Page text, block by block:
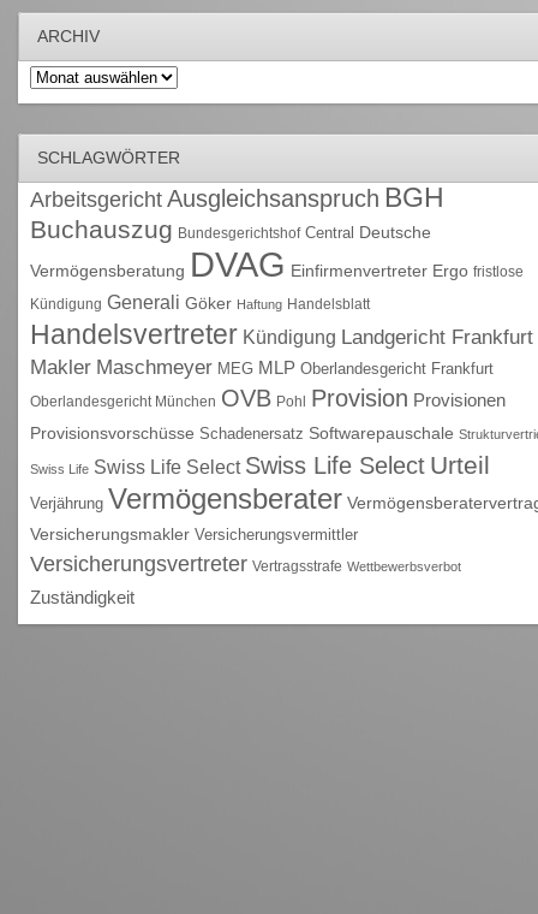
ARCHIV
Archiv
SCHLAGWÖRTER
Arbeitsgericht Ausgleichsanspruch BGH
Buchauszug Bundesgerichtshof Central Deutsche
Vermögensberatung DVAG Einfirmenvertreter Ergo fristlose
Kündigung Generali Göker Haftung Handelsblatt
Handelsvertreter Kündigung Landgericht Frankfurt
Makler Maschmeyer MEG MLP Oberlandesgericht Frankfurt
Oberlandesgericht München OVB Pohl Provision Provisionen
Provisionsvorschüsse Schadenersatz Softwarepauschale
Swiss Life Swiss Life Select Swiss Life Select Urteil
Verjährung Vermögensberater
Versicherungsmakler Versicherungsvermittler
Versicherungsvertreter Vertragsstrafe Wettbewerbsverbot
Zuständigkeit